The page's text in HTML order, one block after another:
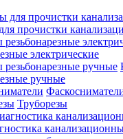
прочистки
электрические
ручные
Труборезы